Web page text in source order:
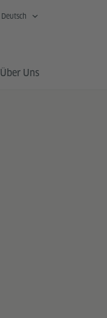
Deutsch
Über Uns